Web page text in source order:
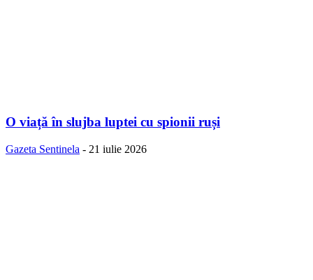
O viață în slujba luptei cu spionii ruși
Gazeta Sentinela - 21 iulie 2026